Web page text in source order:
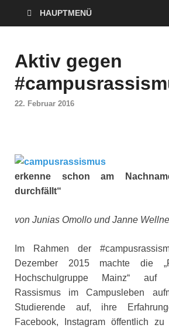
HAUPTMENÜ
Aktiv gegen
22. Februar 2016
erkenne schon am
durchfällt“
von Junias Omollo und Janne
Im Rahmen der
Dezember 2015 machte die
Hochschulgruppe Mainz“ auf
Rassismus im Campusleben
Studierende auf, ihre
Facebook, Instagram öffentlich